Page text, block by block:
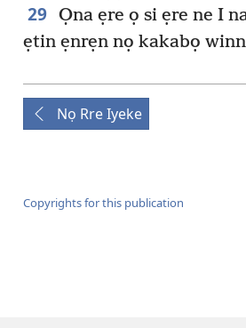
29 Ọna ẹre ọ si ẹre ne I
ẹtin ẹnrẹn nọ kakabọ
Nọ Rre Iyeke
Copyrights for this publication